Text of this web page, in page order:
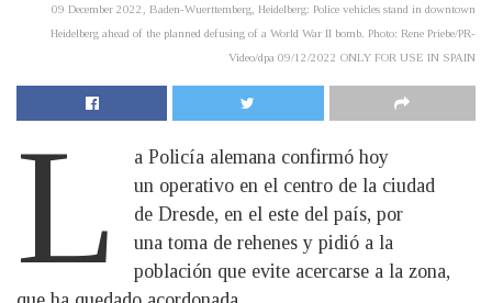
09 December 2022, Baden-Wuerttemberg, Heidelberg: Police vehicles stand in downtown
Heidelberg ahead of the planned defusing of a World War II bomb. Photo: Rene Priebe/PR-
Video/dpa 09/12/2022 ONLY FOR USE IN SPAIN
L
a Policía alemana confirmó hoy
un operativo en el centro de la ciudad
de Dresde, en el este del país, por
una toma de rehenes y pidió a la
población que evite acercarse a la zona,